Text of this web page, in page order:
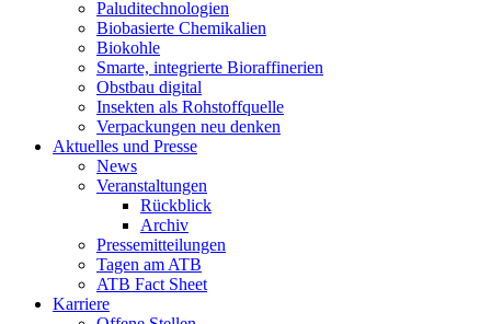
Paluditechnologien
Biobasierte Chemikalien
Biokohle
Smarte, integrierte Bioraffinerien
Obstbau digital
Insekten als Rohstoffquelle
Verpackungen neu denken
Aktuelles und Presse
News
Veranstaltungen
Rückblick
Archiv
Pressemitteilungen
Tagen am ATB
ATB Fact Sheet
Karriere